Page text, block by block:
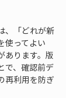
、「どれが新
使ってよい
あります。版
で、確認前デ
再利用を防ぎ